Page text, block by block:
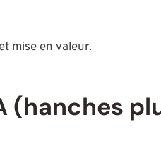
mise en valeur.
(hanches